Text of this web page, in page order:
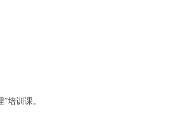
培训课。